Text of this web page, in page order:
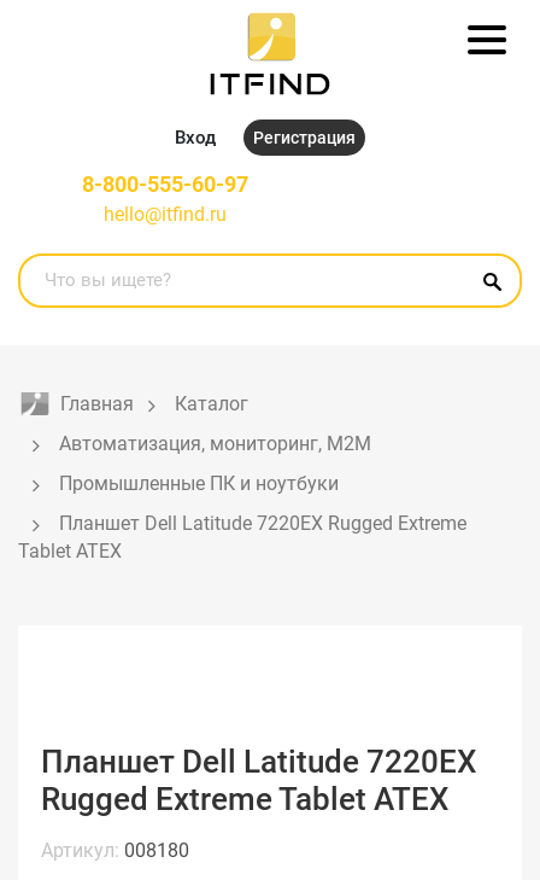
Вход Регистрация
8-800-555-60-97
hello@itfind.ru
Главная
Каталог
Автоматизация, мониторинг, M2M
Промышленные ПК и ноутбуки
Планшет Dell Latitude 7220EX Rugged Extreme
Tablet ATEX
Планшет Dell Latitude 7220EX
Rugged Extreme Tablet ATEX
Артикул: 008180